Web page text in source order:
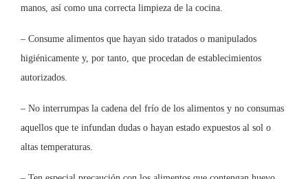
manos, así como una correcta limpieza de la cocina.
– Consume alimentos que hayan sido tratados o manipulados
higiénicamente y, por tanto, que procedan de establecimientos
autorizados.
– No interrumpas la cadena del frío de los alimentos y no consumas
aquellos que te infundan dudas o hayan estado expuestos al sol o
altas temperaturas.